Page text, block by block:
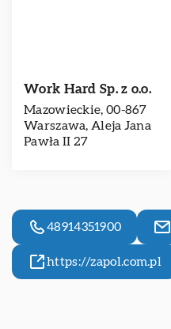
Work Hard Sp. z o.o.
Mazowieckie, 00-867
Warszawa, Aleja Jana
Pawła II 27
48914351900
https://zapol.com.pl